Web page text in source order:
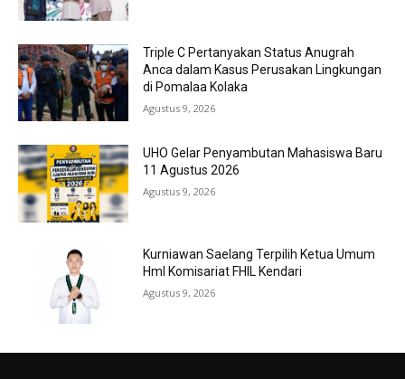
Triple C Pertanyakan Status Anugrah
Anca dalam Kasus Perusakan Lingkungan
di Pomalaa Kolaka
Agustus 9, 2026
UHO Gelar Penyambutan Mahasiswa Baru
11 Agustus 2026
Agustus 9, 2026
Kurniawan Saelang Terpilih Ketua Umum
HmI Komisariat FHIL Kendari
Agustus 9, 2026